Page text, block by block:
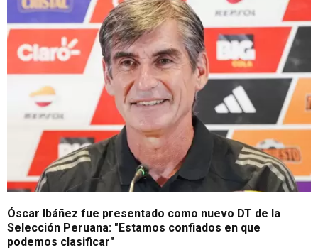
Óscar Ibáñez fue presentado como nuevo DT de la
Selección Peruana: "Estamos confiados en que
podemos clasificar"